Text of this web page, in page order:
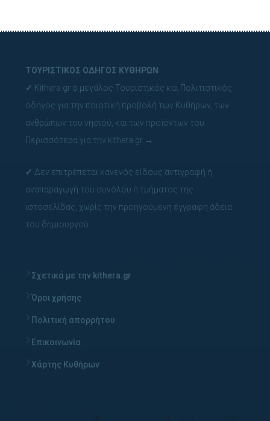
ΤΟΥΡΙΣΤΙΚΟΣ ΟΔΗΓΟΣ ΚΥΘΗΡΩΝ
✓ Kithera.gr ο μεγάλος Τουριστικός και Πολιτιστικός
οδηγός για την ποιοτική προβολή των Κυθήρων, των
ανθρώπων του νησιού, και των προϊόντων του.
Περισσότερα για την kithera.gr →
✓ Δεν επιτρέπεται κανενός είδους αντιγραφή ή
αναπαραγωγή του συνόλου ή τμήματος της
ιστοσελίδας, χωρίς την προηγούμενη έγγραφη άδεια
του δημιουργού.
Σχετικά με την kithera.gr
Όροι χρήσης
Πολιτική απορρήτου
Επικοινωνία
Χάρτης Κυθήρων